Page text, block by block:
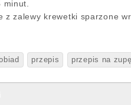
z zalewy krewetki sparzone
przepis przepis na zupę